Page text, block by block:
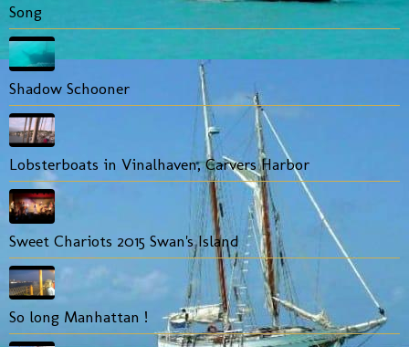
Song
Shadow Schooner
Lobsterboats in Vinalhaven, Carvers Harbor
Sweet Chariots 2015 Swan's Island
So long Manhattan !